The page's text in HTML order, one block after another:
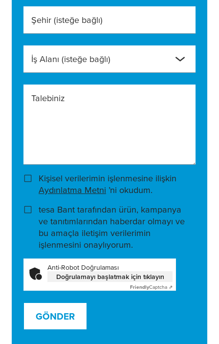
Şehir (isteğe bağlı)
İş Alanı (isteğe bağlı)
Talebiniz
Kişisel verilerimin işlenmesine ilişkin
Aydınlatma Metni ’ni okudum.
tesa Bant tarafından ürün, kampanya
ve tanıtımlarından haberdar olmayı ve
bu amaçla iletişim verilerimin
işlenmesini onaylıyorum.
Anti-Robot Doğrulaması
Doğrulamayı başlatmak için tıklayın
FriendlyCaptcha ⇗
GÖNDER